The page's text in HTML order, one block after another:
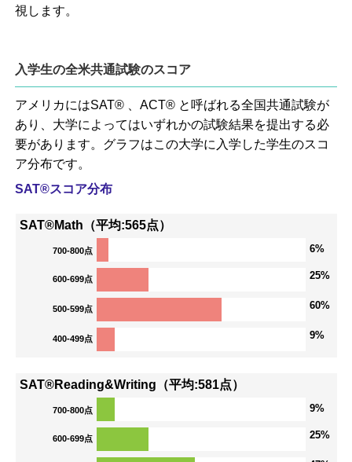
視します。
入学生の全米共通試験のスコア
アメリカにはSAT® 、ACT® と呼ばれる全国共通試験が
あり、大学によってはいずれかの試験結果を提出する必
要があります。グラフはこの大学に入学した学生のスコ
ア分布です。
SAT®スコア分布
SAT®Math（平均:565点）
700-800点 6%
600-699点 25%
500-599点 60%
400-499点 9%
SAT®Reading&Writing（平均:581点）
700-800点 9%
600-699点 25%